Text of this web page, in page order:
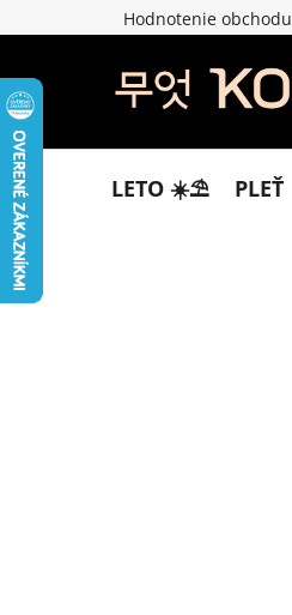
na
Hodnotenie obchodu
LETO ☀️​⛱️​ PLEŤ